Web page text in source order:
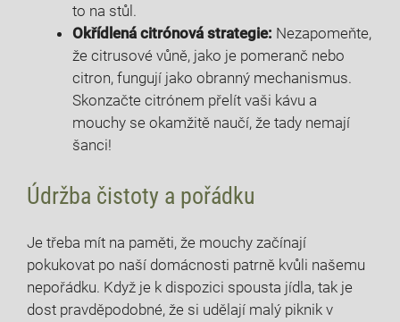
to na stůl.
Okřídlená citrónová strategie: Nezapomeňte,
že citrusové vůně, jako je pomeranč nebo
citron, fungují jako obranný mechanismus.
Skonzačte citrónem přelít vaši kávu a
mouchy se okamžitě naučí, že tady nemají
šanci!
Údržba čistoty a pořádku
Je třeba mít na paměti, že mouchy začínají
pokukovat po naší domácnosti patrně kvůli našemu
nepořádku. Když je k dispozici spousta jídla, tak je
dost pravděpodobné, že si udělají malý piknik v